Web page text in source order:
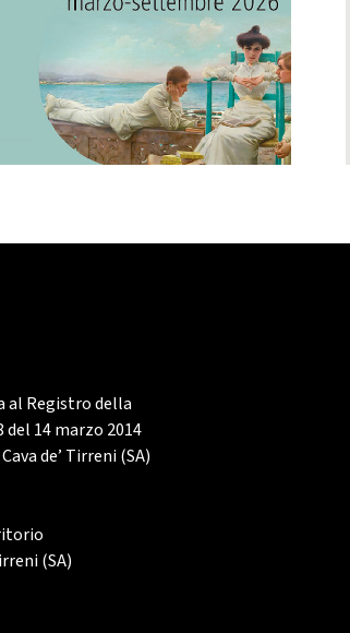
al Registro della
14 marzo 2014
de’ Tirreni (SA)
(SA)